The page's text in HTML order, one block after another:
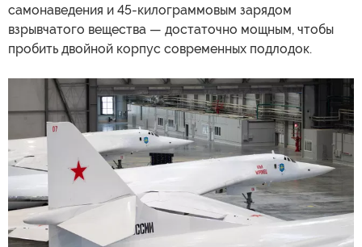
самонаведения и 45-килограммовым зарядом
взрывчатого вещества — достаточно мощным, чтобы
пробить двойной корпус современных подлодок.